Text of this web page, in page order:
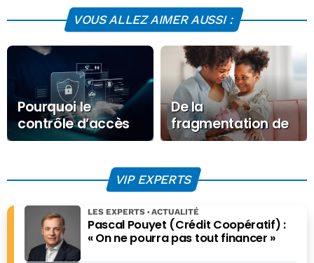
locaux...) nationale ou internationale.http://www.avocat-
bouclier-fiscaliste-bordeaux.fr/
VOUS ALLEZ AIMER AUSSI :
Pourquoi le
contrôle d’accès
physique est
mort stratégique
entreprises
De la
fragmentation de
l’épargne
épargne
commune
européenne !
VIP EXPERTS
Pascal Pouyet (Crédit Coopératif) :
« On ne pourra pas tout financer »
LES EXPERTS ACTUALITÉ